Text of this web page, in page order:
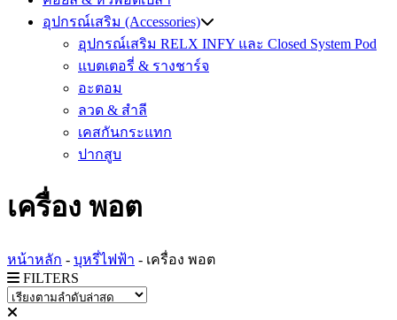
อุปกรณ์เสริม (Accessories)
อุปกรณ์เสริม RELX INFY และ Closed System Pod
แบตเตอรี่ & รางชาร์จ
อะตอม
ลวด ​& สำลี
เคสกันกระแทก
ปากสูบ
เครื่อง พอต
หน้าหลัก - บุหรี่ไฟฟ้า - เครื่อง พอต
FILTERS